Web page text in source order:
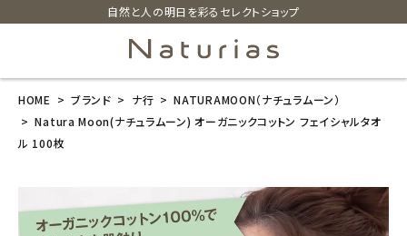
自然と人の明日を彩るセレクトショップ
search
HOME ブランド ナ行
NATURAMOON（ナチュラムーン）
Natura Moon(ナチュラムーン) オーガニックコットン フェイシャルタオ
ル 100枚